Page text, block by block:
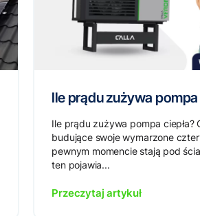
Ile prądu zużywa pompa
Ile prądu zużywa pompa ciepła?
budujące swoje wymarzone
pewnym momencie stają pod
ten pojawia...
Przeczytaj artykuł